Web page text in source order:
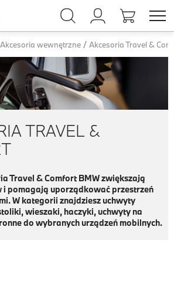
Akcesoria wewnętrzne Akcesoria Travel &
TRAVEL &
Travel & Comfort BMW zwiększają
pomagają uporządkować przestrzeń
W kategorii znajdziesz uchwyty
wieszaki, haczyki, uchwyty na
do wybranych urządzeń mobilnych.